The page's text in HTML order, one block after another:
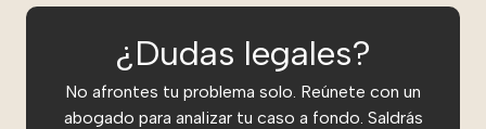
¿Dudas legales?
No afrontes tu problema solo. Reúnete con un
abogado para analizar tu caso a fondo. Saldrás